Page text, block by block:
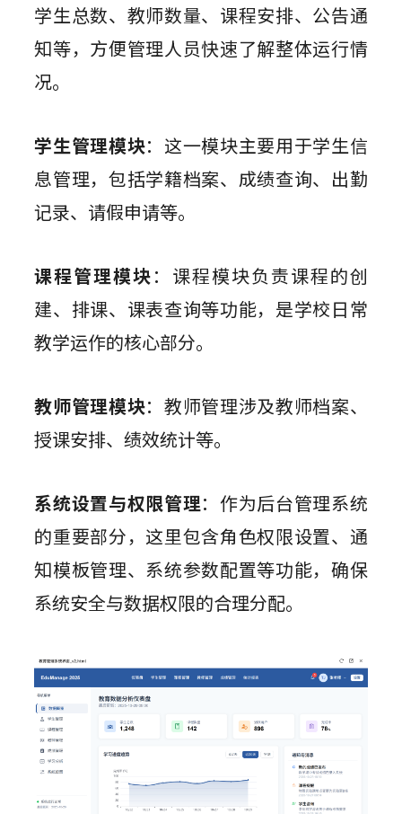
学生总数、教师数量、课程安排、公告通
知等，方便管理人员快速了解整体运行情
况。
学生管理模块：这一模块主要用于学生信
息管理，包括学籍档案、成绩查询、出勤
记录、请假申请等。
课程管理模块：课程模块负责课程的创
建、排课、课表查询等功能，是学校日常
教学运作的核心部分。
教师管理模块：教师管理涉及教师档案、
授课安排、绩效统计等。
系统设置与权限管理：作为后台管理系统
的重要部分，这里包含角色权限设置、通
知模板管理、系统参数配置等功能，确保
系统安全与数据权限的合理分配。